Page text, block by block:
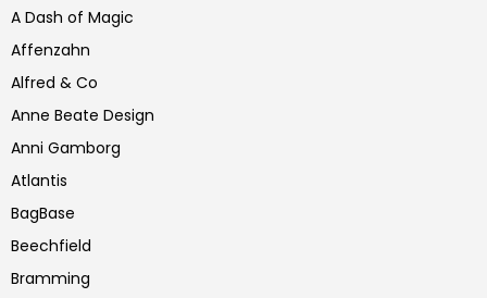
A Dash of Magic
Affenzahn
Alfred & Co
Anne Beate Design
Anni Gamborg
Atlantis
BagBase
Beechfield
Bramming